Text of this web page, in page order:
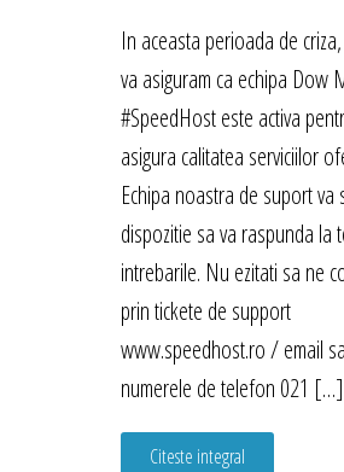
In aceasta perioada de
va asiguram ca echipa Dow
#SpeedHost este activa
asigura calitatea serviciilor
Echipa noastra de suport va
dispozitie sa va raspunda la
intrebarile. Nu ezitati sa ne
prin tickete de support
www.speedhost.ro / email
numerele de telefon 021 […]
Citeste integral